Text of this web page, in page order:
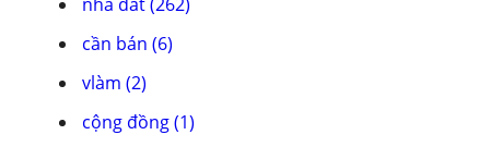
cần bán (6)
vlàm (2)
cộng đồng (1)